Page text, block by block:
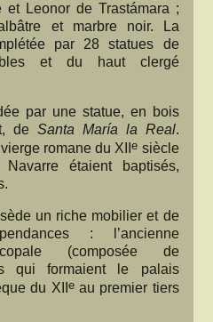
et Leonor de Trastámara ;
et marbre noir. La
par 28 statues de
et du haut clergé
par une statue, en bois
de Santa María la Real.
romane du XIIe siècle
étaient baptisés,
un riche mobilier et de
: l’ancienne
(composée de
qui formaient le palais
du XII eau premier tiers